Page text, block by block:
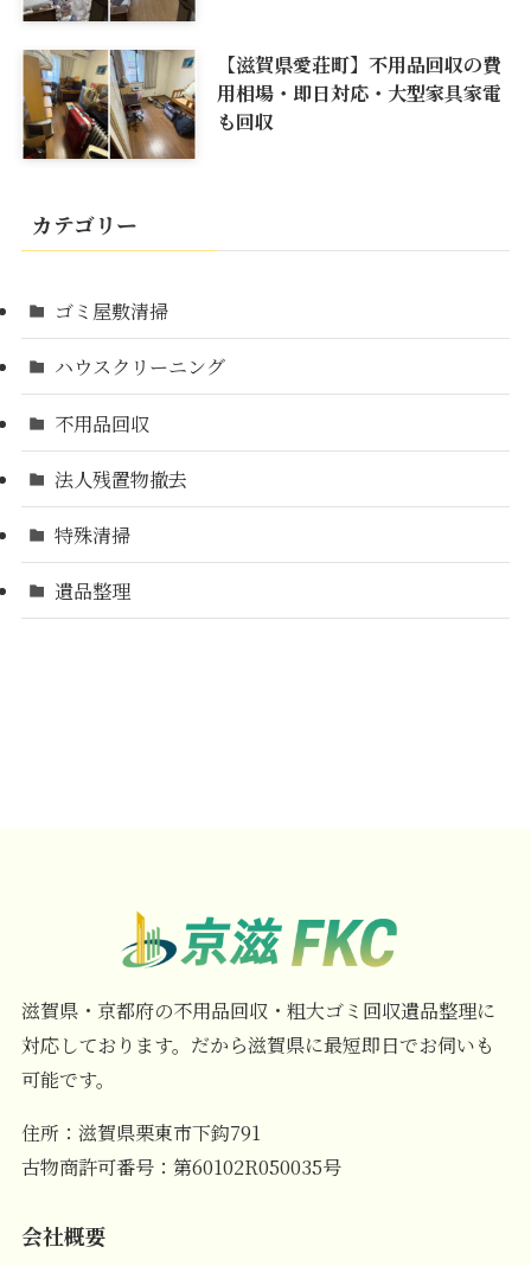
【滋賀県愛荘町】不用品回収の費
用相場・即日対応・大型家具家電
も回収
カテゴリー
ゴミ屋敷清掃
ハウスクリーニング
不用品回収
法人残置物撤去
特殊清掃
遺品整理
滋賀県・京都府の不用品回収・粗大ゴミ回収遺品整理に
対応しております。だから滋賀県に最短即日でお伺いも
可能です。
住所：滋賀県栗東市下鈎791
古物商許可番号：第60102R050035号
会社概要